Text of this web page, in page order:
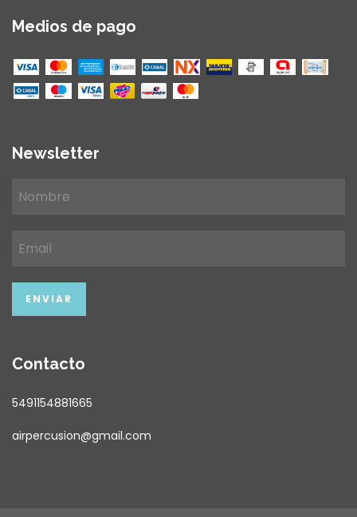
Medios de pago
Newsletter
Contacto
5491154881665
airpercusion@gmail.com